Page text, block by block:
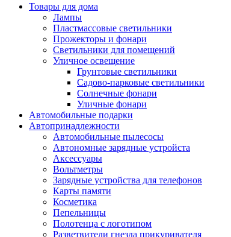
Товары для дома
Лампы
Пластмассовые светильники
Прожекторы и фонари
Светильники для помещений
Уличное освещение
Грунтовые светильники
Садово-парковые светильники
Солнечные фонари
Уличные фонари
Автомобильные подарки
Автопринадлежности
Автомобильные пылесосы
Автономные зарядные устройста
Аксессуары
Вольтметры
Зарядные устройства для телефонов
Карты памяти
Косметика
Пепельницы
Полотенца с логотипом
Разветвители гнезда прикуривателя